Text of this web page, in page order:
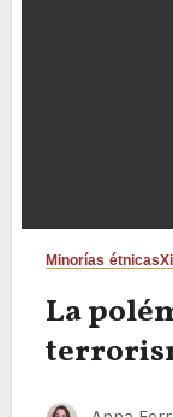
Minorías étnicas
La